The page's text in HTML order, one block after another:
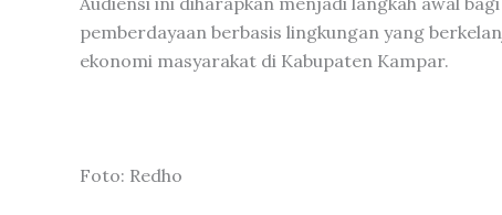
pemberdayaan berbasis lingkungan yang
ekonomi masyarakat di Kabupaten Kampar.
Foto: Redho